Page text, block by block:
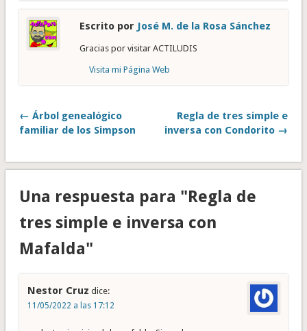
Escrito por José M. de la Rosa Sánchez
Gracias por visitar ACTILUDIS
Visita mi Página Web
← Árbol genealógico
familiar de los Simpson
Regla de tres simple e
inversa con Condorito →
Una respuesta para "Regla de
tres simple e inversa con
Mafalda"
Nestor Cruz dice:
11/05/2022 a las 17:12